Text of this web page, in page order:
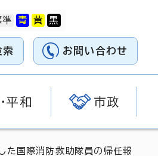
索 お問い合わせ
平和 市政
た国際消防救助隊員の帰任報